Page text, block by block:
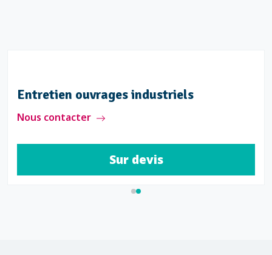
Entretien ouvrages industriels
Nous contacter
Sur devis